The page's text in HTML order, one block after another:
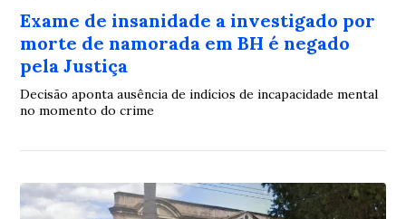
Exame de insanidade a investigado por
morte de namorada em BH é negado
pela Justiça
Decisão aponta ausência de indícios de incapacidade mental
no momento do crime